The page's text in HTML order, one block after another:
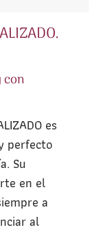
es
perfecto
Su
en el
a
al